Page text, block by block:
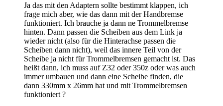
Ja das mit den Adaptern sollte bestimmt klappen, ich
frage mich aber, wie das dann mit der Handbremse
funktioniert. Ich brauche ja dann ne Trommelbremse
hinten. Dann passen die Scheiben aus dem Link ja
wieder nicht (also für die Hinterachse passen die
Scheiben dann nicht), weil das innere Teil von der
Scheibe ja nicht für Trommelbremsen gemacht ist. Das
heißt dann, ich muss auf Z32 oder 350z oder was auch
immer umbauen und dann eine Scheibe finden, die
dann 330mm x 26mm hat und mit Trommelbremsen
funktioniert ?